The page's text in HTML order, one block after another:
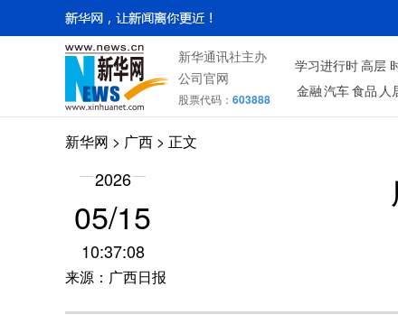
新华通讯社主办
公司官网
股票代码： 603888
学习进行时高层
金融汽车食品 人
新华网 > 广西 > 正文
2026
05/15
10:37:08
来源：广西日报